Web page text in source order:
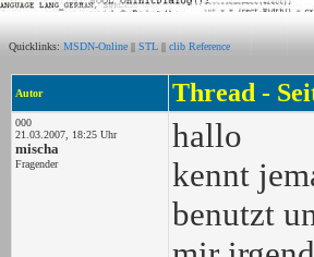
Quicklinks: MSDN-Online || STL || clib Reference
Autor Thread -
000
21.03.2007, 18:25 Uhr
mischa
Fragender
hallo
kennt
benutzt